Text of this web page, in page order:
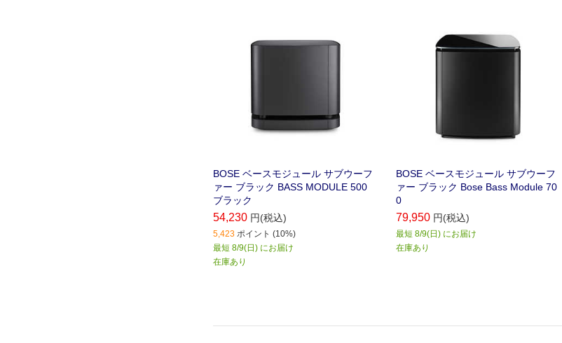
BOSE ベースモジュール サブウーフ
ァー ブラック BASS MODULE 500
ブラック
54,230 円(税込)
5,423 ポイント (10%)
最短 8/9(日) にお届け
在庫あり
BOSE ベースモジュール サブウーフ
ァー ブラック Bose Bass Module 70
0
79,950 円(税込)
最短 8/9(日) にお届け
在庫あり